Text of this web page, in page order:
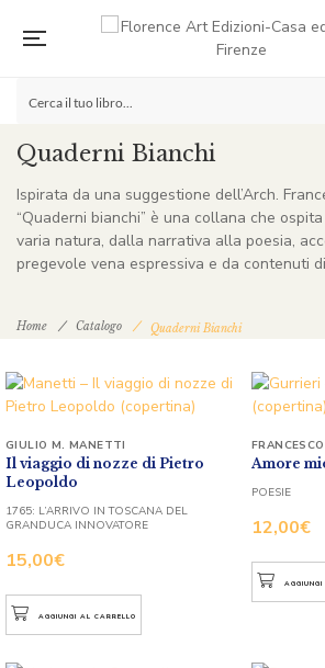
Quaderni Bianchi
Ispirata da una suggestione dell’Arch.
“Quaderni bianchi” è una collana che
varia natura, dalla narrativa alla poesia,
pregevole vena espressiva e da contenuti
Home Catalogo Quaderni Bianchi
Il viaggio di nozze di Pietro
Leopoldo
15,00€
GIULIO M. MANETTI
1765: L’ARRIVO IN TOSCANA DEL
GRANDUCA INNOVATORE
AGGIUNGI AL CARRELLO
Amore
12,00€
POESIE